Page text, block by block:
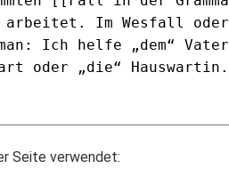
Seite verwendet: